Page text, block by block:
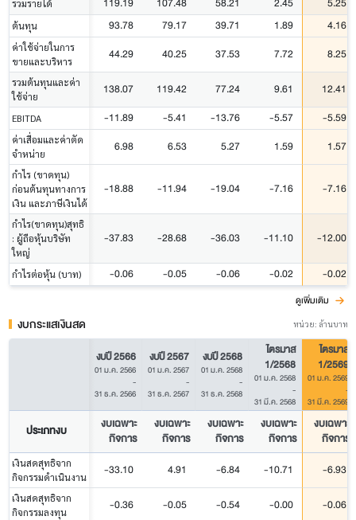
รวมรายได้
ต้นทุน 93.78 79.17 39.71 1.89 4.16
ค่าใช้จ่ายในการ
ขายและบริหาร
44.29 40.25 37.53 7.72 8.25
รวมต้นทุนและค่า
ใช้จ่าย
138.07 119.42 77.24 9.61 12.41
EBITDA -11.89 -5.41 -13.76 -5.57 -5.59
ค่าเสื่อมและค่าตัด
จำหน่าย
6.98 6.53 5.27 1.59 1.57
กำไร (ขาดทุน)
ก่อนต้นทุนทางการ
เงิน และภาษีเงินได้
-18.88 -11.94 -19.04 -7.16 -7.16
กำไร(ขาดทุน)สุทธิ
: ผู้ถือหุ้นบริษัท
ใหญ่
-37.83 -28.68 -36.03 -11.10 -12.00
กำไรต่อหุ้น (บาท) -0.06 -0.05 -0.06 -0.02 -0.02
ดูเพิ่มเติม
งบกระแสเงินสด หน่วย: ล้านบาท
งบปี 2566
01 ม.ค. 2566
-
31 ธ.ค. 2566
งบปี 2567
01 ม.ค. 2567
-
31 ธ.ค. 2567
งบปี 2568
01 ม.ค. 2568
-
31 ธ.ค. 2568
ไตรมาส
1/2568
01 ม.ค. 2568
-
31 มี.ค. 2568
ไตรมาส
1/2569
01 ม.ค. 2569
-
31 มี.ค. 2569
ประเภทงบ
งบเฉพาะ
กิจการ
งบเฉพาะ
กิจการ
งบเฉพาะ
กิจการ
งบเฉพาะ
กิจการ
งบเฉพาะ
กิจการ
เงินสดสุทธิจาก
กิจกรรมดำเนินงาน
-33.10 4.91 -6.84 -10.71 -6.93
เงินสดสุทธิจาก
กิจกรรมลงทุน
-0.36 -0.05 -0.54 -0.00 -0.06